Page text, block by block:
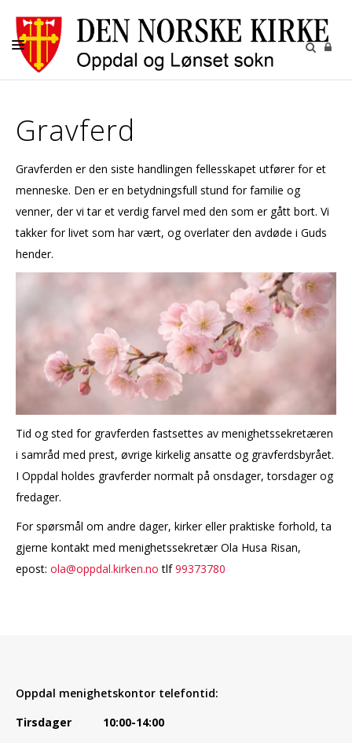
KIRKELIGE HANDLINGER
BARN OG UNGDOM
KIRKENE
KALENDER
RÅD OG UTVALG
Gravferd
Gravferden er den siste handlingen fellesskapet utfører for et
menneske. Den er en betydningsfull stund for familie og
venner, der vi tar et verdig farvel med den som er gått bort. Vi
takker for livet som har vært, og overlater den avdøde i Guds
hender.
Tid og sted for gravferden fastsettes av menighetssekretæren
i samråd med prest, øvrige kirkelig ansatte og gravferdsbyrået.
I Oppdal holdes gravferder normalt på onsdager, torsdager og
fredager.
For spørsmål om andre dager, kirker eller praktiske forhold, ta
gjerne kontakt med menighetssekretær Ola Husa Risan,
epost: ola@oppdal.kirken.no tlf99373780
Oppdal menighetskontor telefontid:
Tirsdager 10:00-14:00